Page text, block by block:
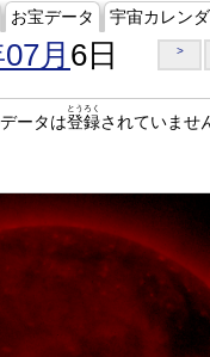
お宝データ 宇宙カレン
月 6日 >
ータは登録
とうろく
されていませ